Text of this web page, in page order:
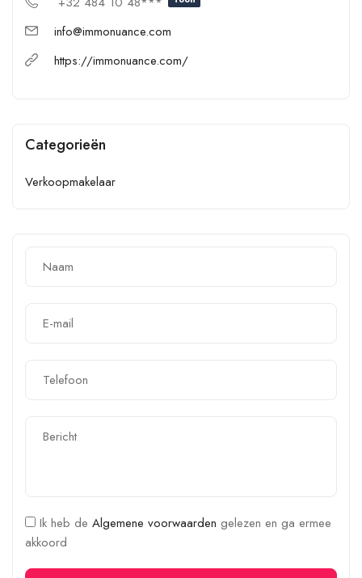
info@immonuance.com
https://immonuance.com/
Categorieën
Verkoopmakelaar
Ik heb de Algemene voorwaarden gelezen en ga ermee
akkoord